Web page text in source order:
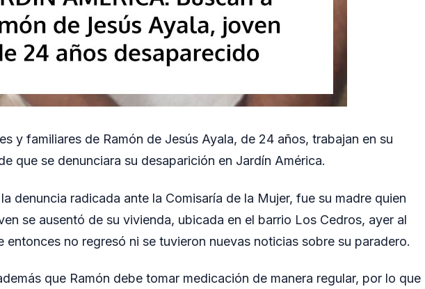
y familiares de Ramón de Jesús Ayala, de 24 años, trabajan en su
que se denunciara su desaparición en Jardín América.
denuncia radicada ante la Comisaría de la Mujer, fue su madre quien
se ausentó de su vivienda, ubicada en el barrio Los Cedros, ayer al
entonces no regresó ni se tuvieron nuevas noticias sobre su paradero.
que Ramón debe tomar medicación de manera regular, por lo que